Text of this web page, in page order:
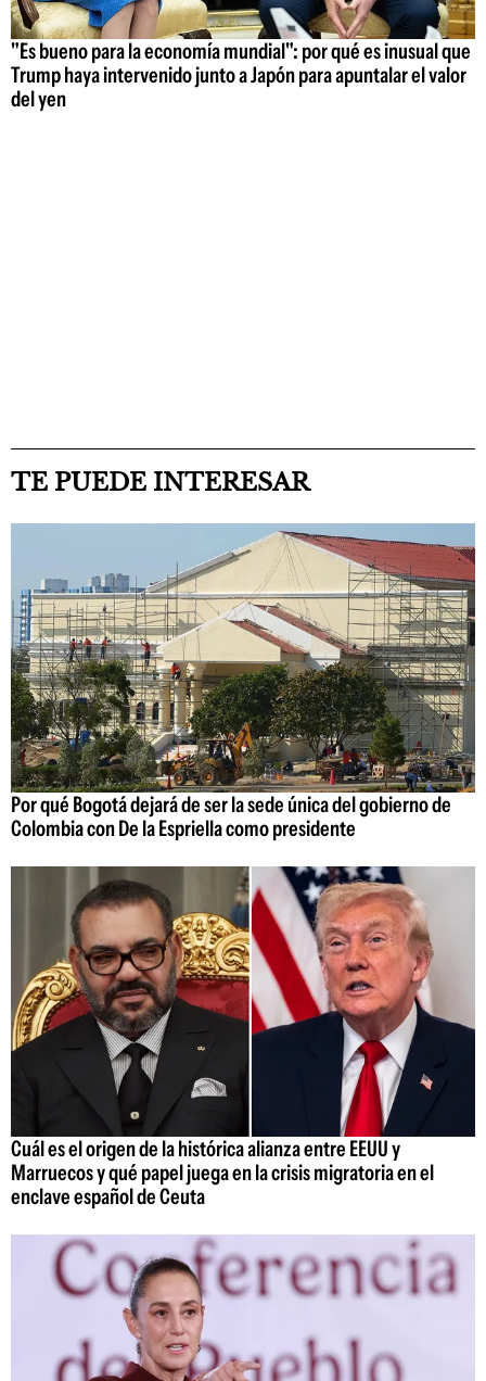
"Es bueno para la economía mundial": por qué es inusual que
Trump haya intervenido junto a Japón para apuntalar el valor
del yen
TE PUEDE INTERESAR
Por qué Bogotá dejará de ser la sede única del gobierno de
Colombia con De la Espriella como presidente
Cuál es el origen de la histórica alianza entre EEUU y
Marruecos y qué papel juega en la crisis migratoria en el
enclave español de Ceuta